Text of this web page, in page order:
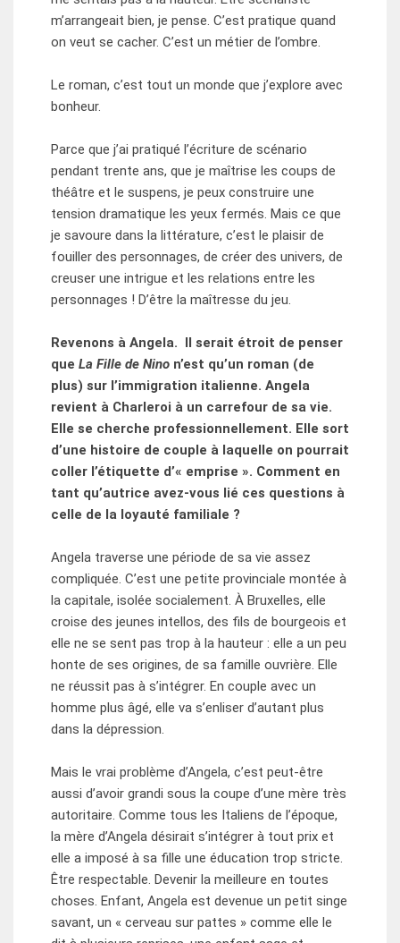
m’arrangeait bien, je pense. C’est pratique quand
on veut se cacher. C’est un métier de l’ombre.
Le roman, c’est tout un monde que j’explore avec
bonheur.
Parce que j’ai pratiqué l’écriture de scénario
pendant trente ans, que je maîtrise les coups de
théâtre et le suspens, je peux construire une
tension dramatique les yeux fermés. Mais ce que
je savoure dans la littérature, c’est le plaisir de
fouiller des personnages, de créer des univers, de
creuser une intrigue et les relations entre les
personnages ! D’être la maîtresse du jeu.
Revenons à Angela. Il serait étroit de penser
que La Fille de Ninon’est qu’un roman (de
plus) sur l’immigration italienne. Angela
revient à Charleroi à un carrefour de sa vie.
Elle se cherche professionnellement. Elle sort
d’une histoire de couple à laquelle on pourrait
coller l’étiquette d’« emprise ». Comment en
tant qu’autrice avez-vous lié ces questions à
celle de la loyauté familiale ?
Angela traverse une période de sa vie assez
compliquée. C’est une petite provinciale montée à
la capitale, isolée socialement. À Bruxelles, elle
croise des jeunes intellos, des fils de bourgeois et
elle ne se sent pas trop à la hauteur : elle a un peu
honte de ses origines, de sa famille ouvrière. Elle
ne réussit pas à s’intégrer. En couple avec un
homme plus âgé, elle va s’enliser d’autant plus
dans la dépression.
Mais le vrai problème d’Angela, c’est peut-être
aussi d’avoir grandi sous la coupe d’une mère très
autoritaire. Comme tous les Italiens de l’époque,
la mère d’Angela désirait s’intégrer à tout prix et
elle a imposé à sa fille une éducation trop stricte.
Être respectable. Devenir la meilleure en toutes
choses. Enfant, Angela est devenue un petit singe
savant, un « cerveau sur pattes » comme elle le